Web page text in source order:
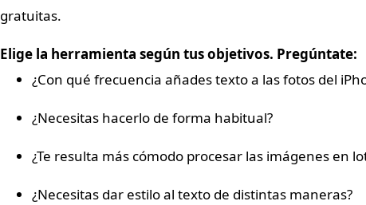
gratuitas.
Elige la herramienta según tus objetivos. Pregúntate:
¿Con qué frecuencia añades texto a las fotos del
¿Necesitas hacerlo de forma habitual?
¿Te resulta más cómodo procesar las imágenes en
¿Necesitas dar estilo al texto de distintas maneras?